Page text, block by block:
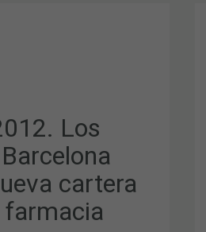
Los
cartera
farmacia